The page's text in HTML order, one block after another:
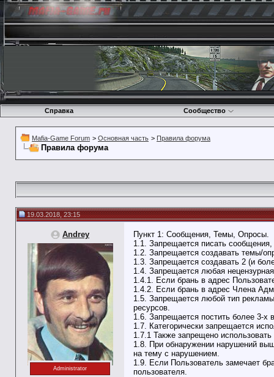
Справка Сообщество
Mafia-Game Forum > Основная часть > Правила форума
Правила форума
19.03.2018, 23:15
Andrey
Administrator
Пункт 1: Сообщения, Темы, Опросы.
1.1. Запрещается писать
1.2. Запрещается создавать темы/
1.3. Запрещается создавать 2 (и
1.4. Запрещается любая
1.4.1. Если брань в адрес
1.4.2. Если брань в адрес Члена
1.5. Запрещается любой тип
ресурсов.
1.6. Запрещается постить более 3-х
1.7. Категорически запрещается
1.7.1 Также запрещено
1.8. При обнаружении нарушений
на тему с нарушением.
1.9. Если Пользователь замечает
пользователя.